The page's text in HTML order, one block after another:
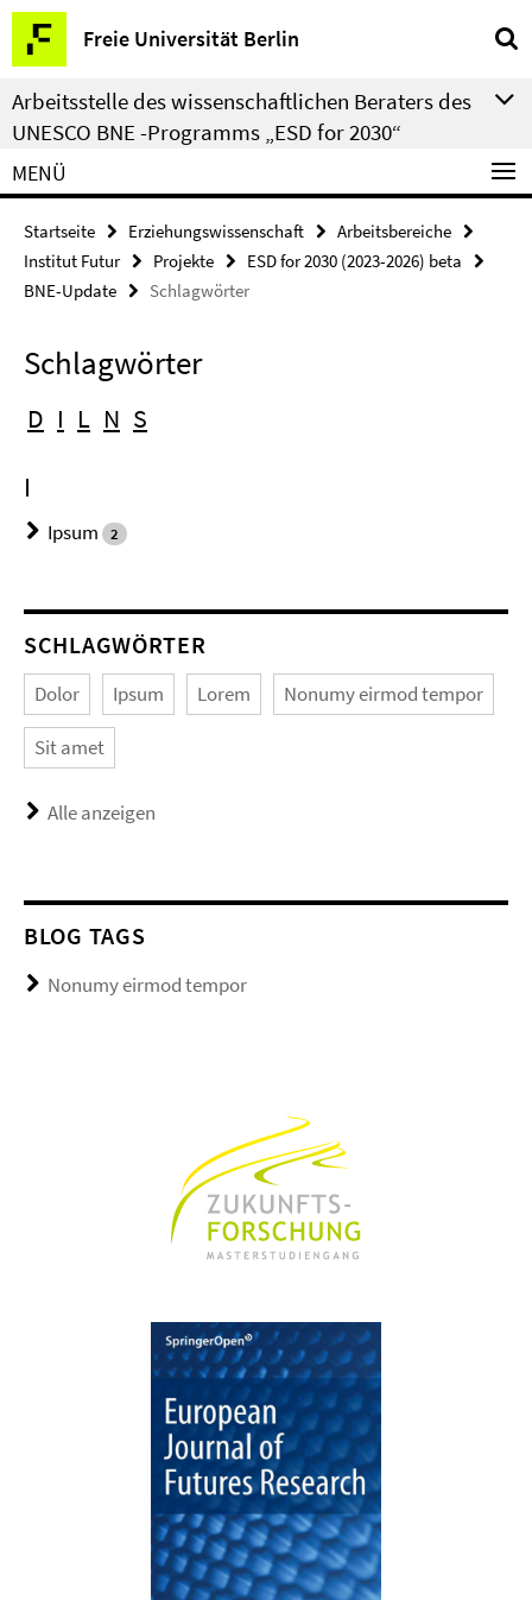
Springe
direkt
zu
Inhalt
Freie Universität Berlin
Service-
Navigation
Arbeitsstelle des wissenschaftlichen Beraters des
UNESCO BNE -Programms „ESD for 2030“
MENÜ
Startseite Erziehungswissenschaft
Arbeitsbereiche
Institut Futur
Projekte
ESD for 2030 (2023-2026) beta
BNE-Update
Schlagwörter
Schlagwörter
D I L N S
I
Ipsum 2
SCHLAGWÖRTER
Dolor Ipsum Lorem Nonumy eirmod tempor
Sit amet
Alle anzeigen
BLOG TAGS
Nonumy eirmod tempor